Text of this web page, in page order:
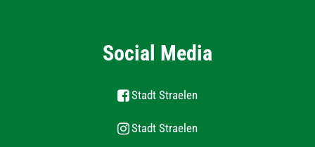
Social Media
Stadt Straelen
Stadt Straelen